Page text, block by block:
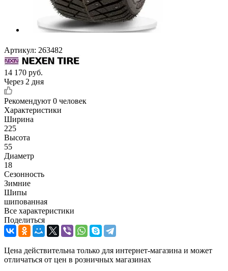
Артикул: 263482
14 170 руб.
Через 2 дня
Рекомендуют 0 человек
Характеристики
Ширина
225
Высота
55
Диаметр
18
Сезонность
Зимние
Шипы
шипованная
Все характеристики
Поделиться
Цена действительна только для интернет-магазина и может
отличаться от цен в розничных магазинах